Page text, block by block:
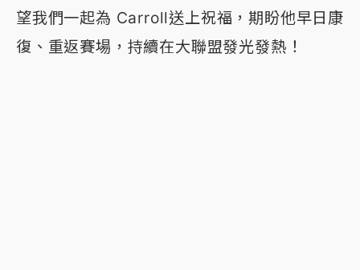
望我們一起為 Carroll送上祝福，期盼他早日康
復、重返賽場，持續在大聯盟發光發熱！